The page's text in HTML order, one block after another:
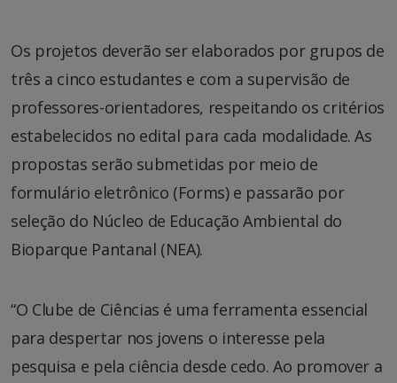
Os projetos deverão ser elaborados por grupos de
três a cinco estudantes e com a supervisão de
professores-orientadores, respeitando os critérios
estabelecidos no edital para cada modalidade. As
propostas serão submetidas por meio de
formulário eletrônico (Forms) e passarão por
seleção do Núcleo de Educação Ambiental do
Bioparque Pantanal (NEA).
“O Clube de Ciências é uma ferramenta essencial
para despertar nos jovens o interesse pela
pesquisa e pela ciência desde cedo. Ao promover a